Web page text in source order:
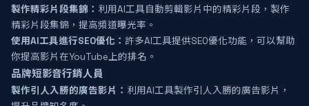
製作精彩片段集錦： 利用AI工具自動剪輯影片中的精彩片段，製作
精彩片段集錦，提高頻道曝光率。
使用AI工具進行SEO優化： 許多AI工具提供SEO優化功能，可以幫助
你提高影片在YouTube上的排名。
品牌短影音行銷人員
製作引人入勝的廣告影片： 利用AI工具製作引人入勝的廣告影片，